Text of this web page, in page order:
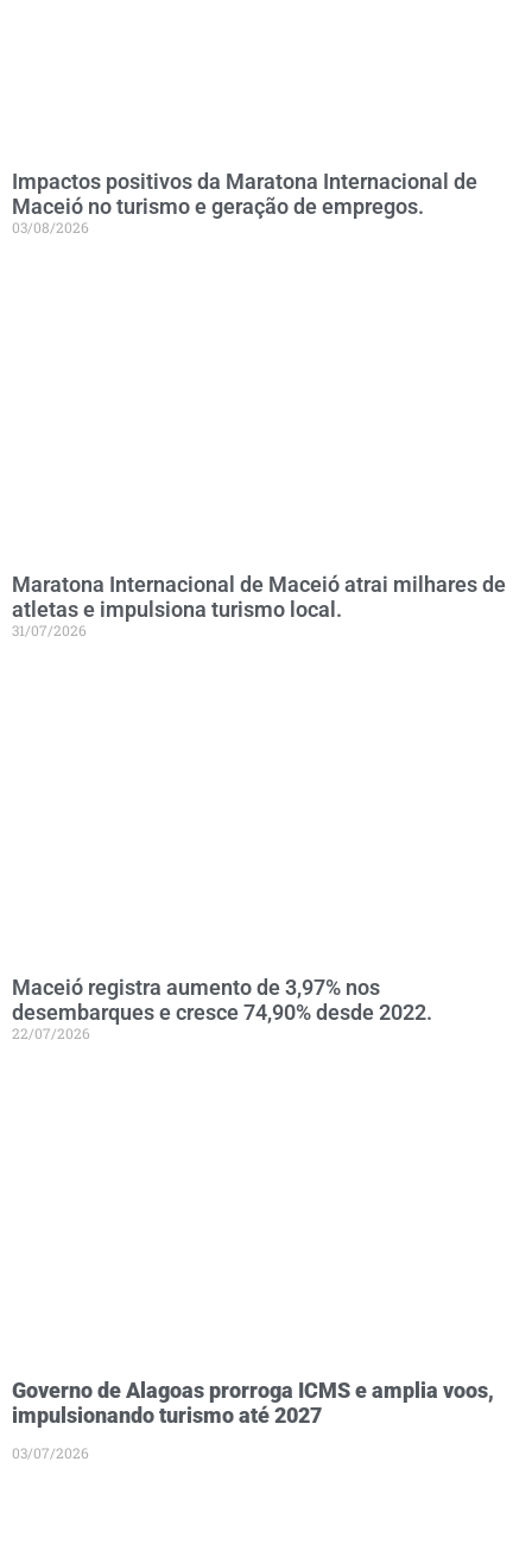
Impactos positivos da Maratona Internacional de
Maceió no turismo e geração de empregos.
03/08/2026
Maratona Internacional de Maceió atrai milhares de
atletas e impulsiona turismo local.
31/07/2026
Maceió registra aumento de 3,97% nos
desembarques e cresce 74,90% desde 2022.
22/07/2026
Governo de Alagoas prorroga ICMS e amplia voos,
impulsionando turismo até 2027
03/07/2026